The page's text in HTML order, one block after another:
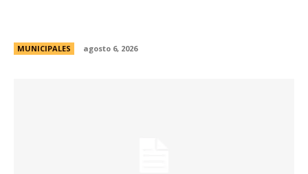
MUNICIPALES agosto 6, 2026